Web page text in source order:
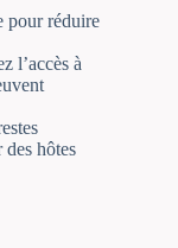
pour réduire
l’accès à
hôtes